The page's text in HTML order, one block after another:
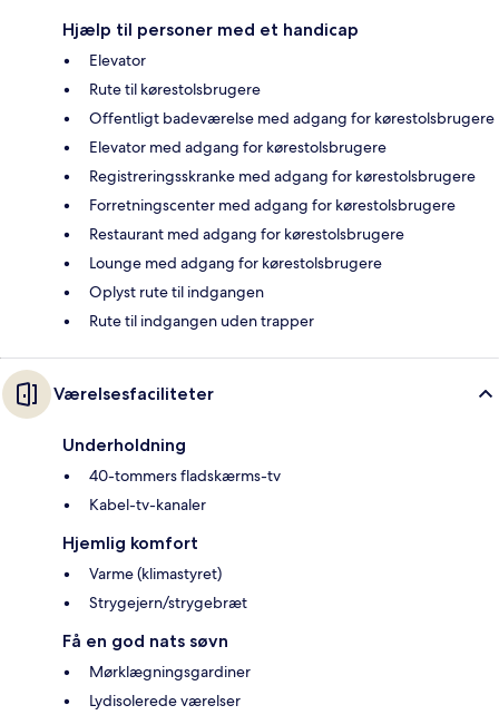
Hjælp til personer med et handicap
Elevator
Rute til kørestolsbrugere
Offentligt badeværelse med adgang for kørestolsbrugere
Elevator med adgang for kørestolsbrugere
Registreringsskranke med adgang for kørestolsbrugere
Forretningscenter med adgang for kørestolsbrugere
Restaurant med adgang for kørestolsbrugere
Lounge med adgang for kørestolsbrugere
Oplyst rute til indgangen
Rute til indgangen uden trapper
Værelsesfaciliteter
Underholdning
40-tommers fladskærms-tv
Kabel-tv-kanaler
Hjemlig komfort
Varme (klimastyret)
Strygejern/strygebræt
Få en god nats søvn
Mørklægningsgardiner
Lydisolerede værelser